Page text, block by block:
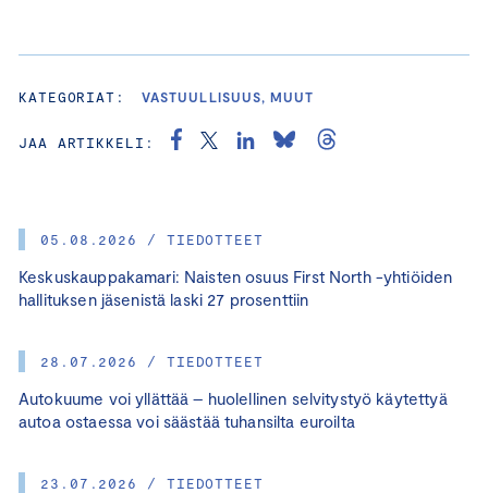
05.08.2026 / TIEDOTTEET
Keskuskauppakamari: Naisten osuus First North -yhtiöiden
hallituksen jäsenistä laski 27 prosenttiin
28.07.2026 / TIEDOTTEET
Autokuume voi yllättää – huolellinen selvitystyö käytettyä
autoa ostaessa voi säästää tuhansilta euroilta
23.07.2026 / TIEDOTTEET
KATEGORIAT: VASTUULLISUUS, MUUT
JAA ARTIKKELI: